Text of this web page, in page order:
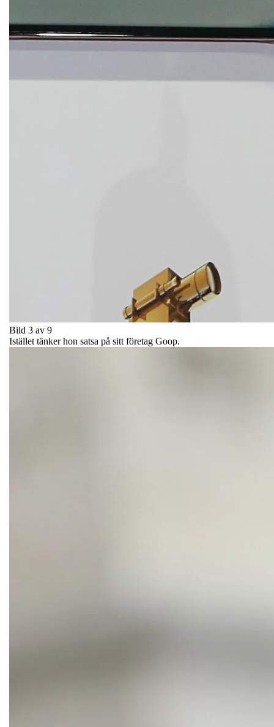
Bild 3 av 9
Istället tänker hon satsa på sitt företag Goop.